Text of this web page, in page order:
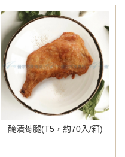
醃漬骨腿(T5，約70入/箱)